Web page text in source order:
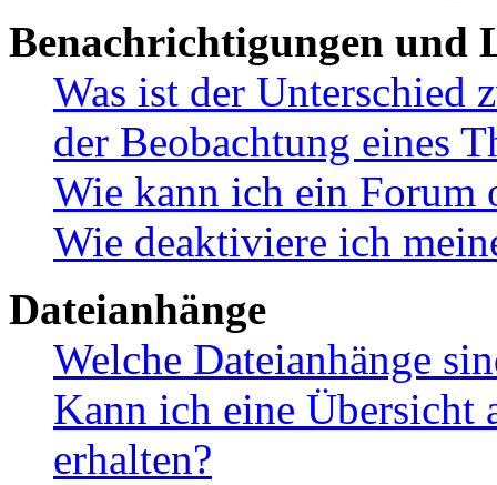
Benachrichtigungen und
Was ist der Unterschied
der Beobachtung eines
Wie kann ich ein Forum
Wie deaktiviere ich
Dateianhänge
Welche Dateianhänge
Kann ich eine Übersicht
erhalten?